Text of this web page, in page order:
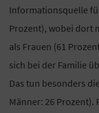
Informationsquelle
Prozent), wobei dort
als Frauen (61
sich bei der Familie
Das tun besonders
Männer: 26 Prozent).